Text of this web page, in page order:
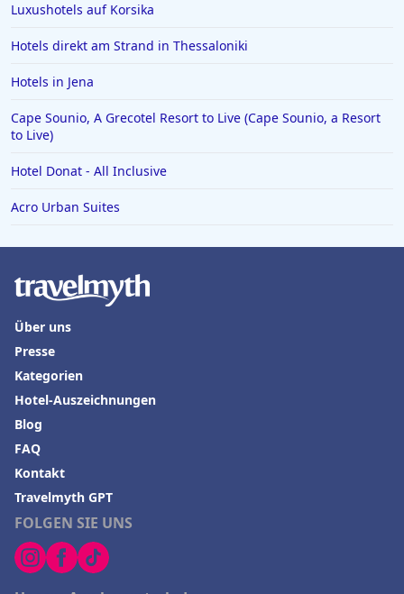
Hotels in Bad Bramstedt
Hotels in Iserlohn
Hotels in Norden
Luxushotels auf Korsika
Hotels direkt am Strand in Thessaloniki
Hotels in Jena
Cape Sounio, A Grecotel Resort to Live (Cape Sounio, a Resort
to Live)
Hotel Donat - All Inclusive
Acro Urban Suites
FOLGEN SIE UNS
Über uns
Presse
Kategorien
Hotel-Auszeichnungen
Blog
FAQ
Kontakt
Travelmyth GPT